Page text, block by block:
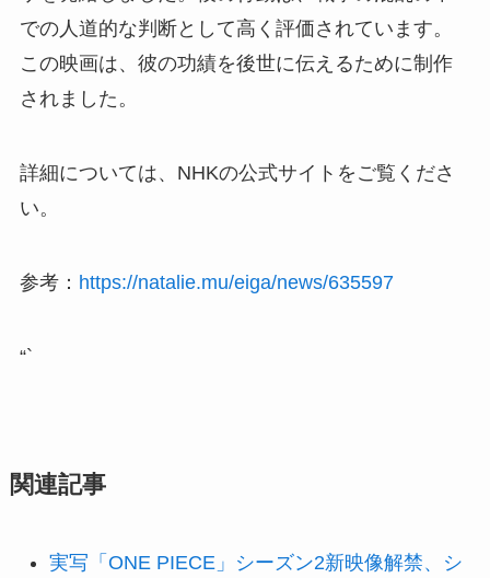
での人道的な判断として高く評価されています。
この映画は、彼の功績を後世に伝えるために制作
されました。
詳細については、NHKの公式サイトをご覧くださ
い。
参考： https://natalie.mu/eiga/news/635597
“`
関連記事
実写「ONE PIECE」シーズン2新映像解禁、シ